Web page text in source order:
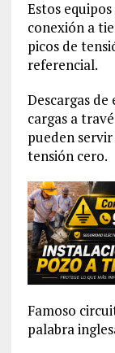
Estos
conexión a
picos de
referencial.
Descargas
cargas a
pueden
tensión cero.
Famoso
palabra